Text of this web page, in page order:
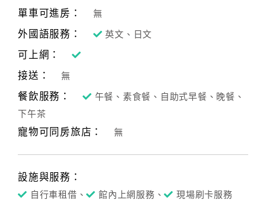
單車可進房：
無
外國語服務： 英文、日文
可上網：
接送：
無
餐飲服務：
午餐、素食餐、自助式早餐、晚餐、
下午茶
寵物可同房旅店： 無
設施與服務：
自行車租借、 館內上網服務、 現場刷卡服務